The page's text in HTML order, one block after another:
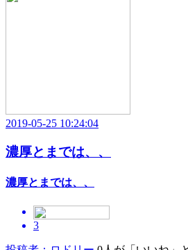
2019-05-25 10:24:04
濃厚とまでは、、
濃厚とまでは、、
3